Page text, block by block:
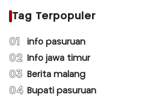
Tag Terpopuler
01 info pasuruan
02 Info jawa timur
03 Berita malang
04 Bupati pasuruan